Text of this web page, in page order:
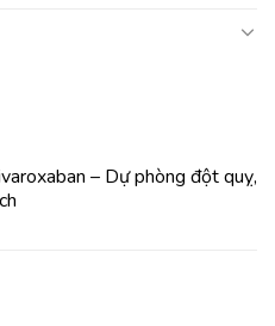
– Dự phòng đột quỵ,